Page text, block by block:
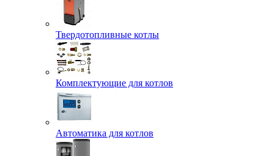
Твердотопливные котлы
Комплектующие для котлов
Автоматика для котлов